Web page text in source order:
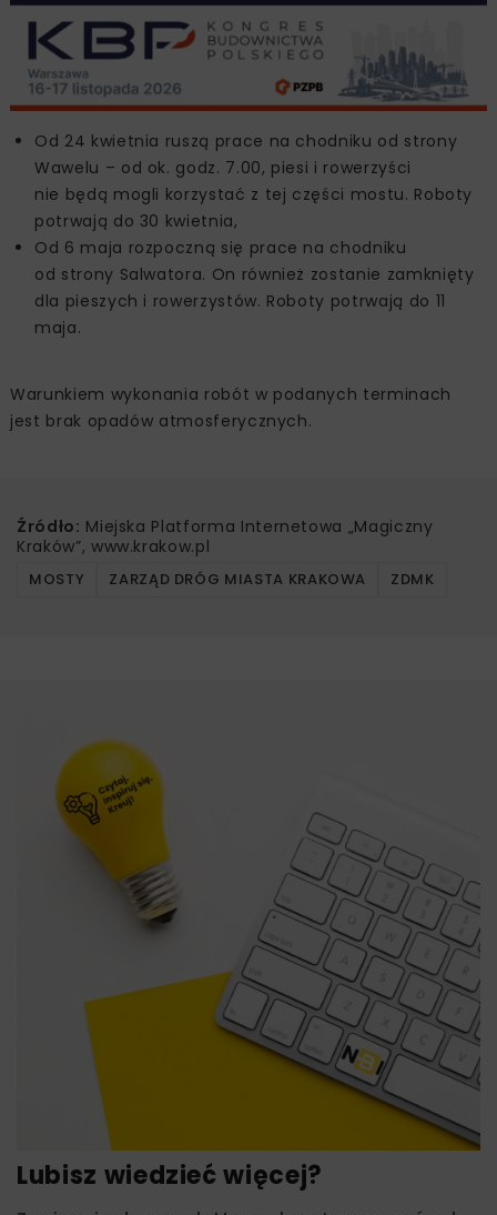
Od 24 kwietnia ruszą prace na chodniku od strony
Wawelu – od ok. godz. 7.00, piesi i rowerzyści
nie będą mogli korzystać z tej części mostu. Roboty
potrwają do 30 kwietnia,
Od 6 maja rozpoczną się prace na chodniku
od strony Salwatora. On również zostanie zamknięty
dla pieszych i rowerzystów. Roboty potrwają do 11
maja.
Warunkiem wykonania robót w podanych terminach
jest brak opadów atmosferycznych.
Źródło: Miejska Platforma Internetowa „Magiczny
Kraków”, www.krakow.pl
MOSTY ZARZĄD DRÓG MIASTA KRAKOWA ZDMK
Lubisz wiedzieć więcej?